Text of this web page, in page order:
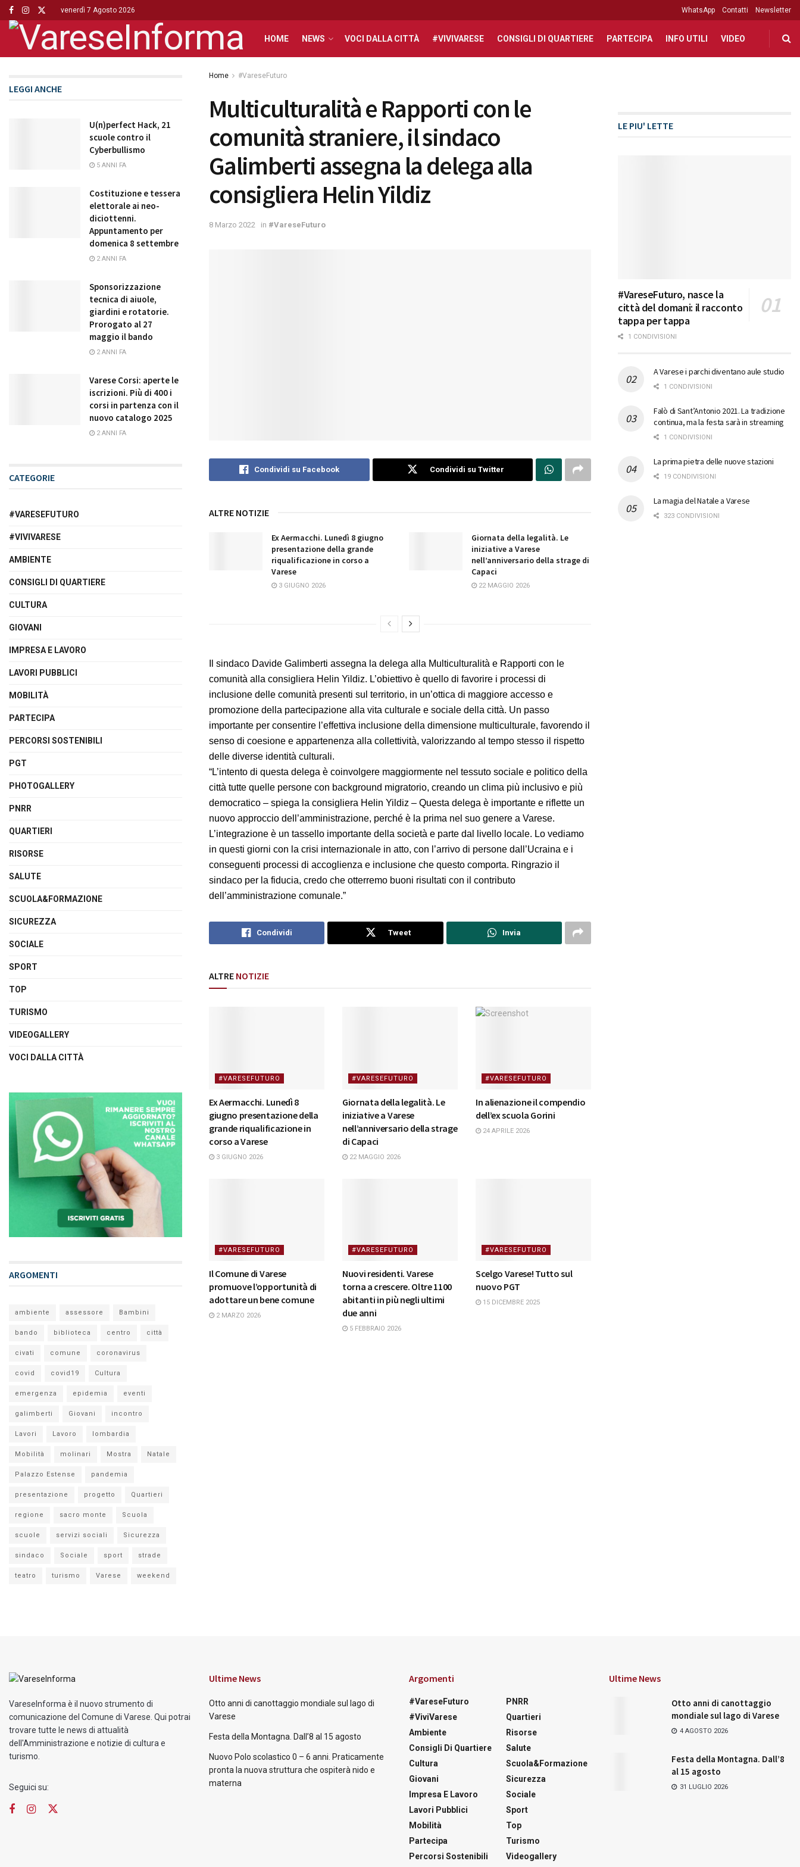
venerdì 7 Agosto 2026 WhatsApp Contatti Newsletter
HOME NEWS VOCI DALLA CITTÀ #VIVIVARESE CONSIGLI DI QUARTIERE PARTECIPA INFO UTILI VIDEO
Home #VareseFuturo
Multiculturalità e Rapporti con le
comunità straniere, il sindaco
Galimberti assegna la delega alla
consigliera Helin Yildiz
8 Marzo 2022 in #VareseFuturo
Condividi su Facebook Condividi su Twitter
ALTRE NOTIZIE
Ex Aermacchi. Lunedì 8 giugno
presentazione della grande
riqualificazione in corso a
Varese
3 GIUGNO 2026
Giornata della legalità. Le
iniziative a Varese
nell’anniversario della strage di
Capaci
22 MAGGIO 2026
Il sindaco Davide Galimberti assegna la delega alla Multiculturalità e Rapporti con le
comunità alla consigliera Helin Yildiz. L’obiettivo è quello di favorire i processi di
inclusione delle comunità presenti sul territorio, in un’ottica di maggiore accesso e
promozione della partecipazione alla vita culturale e sociale della città. Un passo
importante per consentire l’effettiva inclusione della dimensione multiculturale, favorendo il
senso di coesione e appartenenza alla collettività, valorizzando al tempo stesso il rispetto
delle diverse identità culturali.
“L’intento di questa delega è coinvolgere maggiormente nel tessuto sociale e politico della
città tutte quelle persone con background migratorio, creando un clima più inclusivo e più
democratico – spiega la consigliera Helin Yildiz – Questa delega è importante e riflette un
nuovo approccio dell’amministrazione, perché è la prima nel suo genere a Varese.
L’integrazione è un tassello importante della società e parte dal livello locale. Lo vediamo
in questi giorni con la crisi internazionale in atto, con l’arrivo di persone dall’Ucraina e i
conseguenti processi di accoglienza e inclusione che questo comporta. Ringrazio il
sindaco per la fiducia, credo che otterremo buoni risultati con il contributo
dell’amministrazione comunale.”
Condividi Tweet Invia
ALTRE NOTIZIE
#VARESEFUTURO
Ex Aermacchi. Lunedì 8
giugno presentazione della
grande riqualificazione in
corso a Varese
3 GIUGNO 2026
#VARESEFUTURO
Giornata della legalità. Le
iniziative a Varese
nell’anniversario della strage
di Capaci
22 MAGGIO 2026
#VARESEFUTURO
In alienazione il compendio
dell’ex scuola Gorini
24 APRILE 2026
#VARESEFUTURO
Il Comune di Varese
promuove l’opportunità di
adottare un bene comune
2 MARZO 2026
#VARESEFUTURO
Nuovi residenti. Varese
torna a crescere. Oltre 1100
abitanti in più negli ultimi
due anni
5 FEBBRAIO 2026
#VARESEFUTURO
Scelgo Varese! Tutto sul
nuovo PGT
15 DICEMBRE 2025
LEGGI ANCHE
U(n)perfect Hack, 21
scuole contro il
Cyberbullismo
5 ANNI FA
Costituzione e tessera
elettorale ai neo-
diciottenni.
Appuntamento per
domenica 8 settembre
2 ANNI FA
Sponsorizzazione
tecnica di aiuole,
giardini e rotatorie.
Prorogato al 27
maggio il bando
2 ANNI FA
Varese Corsi: aperte le
iscrizioni. Più di 400 i
corsi in partenza con il
nuovo catalogo 2025
2 ANNI FA
CATEGORIE
#VARESEFUTURO
#VIVIVARESE
AMBIENTE
CONSIGLI DI QUARTIERE
CULTURA
GIOVANI
IMPRESA E LAVORO
LAVORI PUBBLICI
MOBILITÀ
PARTECIPA
PERCORSI SOSTENIBILI
PGT
PHOTOGALLERY
PNRR
QUARTIERI
RISORSE
SALUTE
SCUOLA&FORMAZIONE
SICUREZZA
SOCIALE
SPORT
TOP
TURISMO
VIDEOGALLERY
VOCI DALLA CITTÀ
ARGOMENTI
ambiente assessore Bambini
bando biblioteca centro città
civati comune coronavirus
covid covid19 Cultura
emergenza epidemia eventi
galimberti Giovani incontro
Lavori Lavoro lombardia
Mobilità molinari Mostra Natale
Palazzo Estense pandemia
presentazione progetto Quartieri
regione sacro monte Scuola
scuole servizi sociali Sicurezza
sindaco Sociale sport strade
teatro turismo Varese weekend
LE PIU' LETTE
#VareseFuturo, nasce la
città del domani: il racconto
tappa per tappa
1 CONDIVISIONI
A Varese i parchi diventano aule studio
1 CONDIVISIONI
Falò di Sant’Antonio 2021. La tradizione
continua, ma la festa sarà in streaming
1 CONDIVISIONI
La prima pietra delle nuove stazioni
19 CONDIVISIONI
La magia del Natale a Varese
323 CONDIVISIONI
VareseInforma è il nuovo strumento di
comunicazione del Comune di Varese. Qui potrai
trovare tutte le news di attualità
dell'Amministrazione e notizie di cultura e
turismo.
Seguici su:
Ultime News
Otto anni di canottaggio mondiale sul lago di
Varese
Festa della Montagna. Dall’8 al 15 agosto
Nuovo Polo scolastico 0 – 6 anni. Praticamente
pronta la nuova struttura che ospiterà nido e
materna
Argomenti
#VareseFuturo
#ViviVarese
Ambiente
Consigli Di Quartiere
Cultura
Giovani
Impresa E Lavoro
Lavori Pubblici
Mobilità
Partecipa
Percorsi Sostenibili
PNRR
Quartieri
Risorse
Salute
Scuola&Formazione
Sicurezza
Sociale
Sport
Top
Turismo
Videogallery
Ultime News
Otto anni di canottaggio
mondiale sul lago di Varese
4 AGOSTO 2026
Festa della Montagna. Dall’8
al 15 agosto
31 LUGLIO 2026